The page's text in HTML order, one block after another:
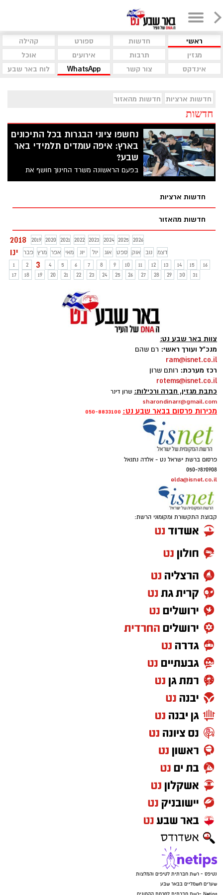
ראשי חדשות ספורט
קהילה
מגזין
תרבות אירועים
אוכל
אינדקס
צור קשר WhatsApp לוח באר שבע
חדשות ארציות חדשות מהאזור
חדשות
נחשפו ציוני הבגרות בכל התיכונים
בארץ: איפה עומדים תלמידי באר
שבע?
בפעם הראשונה משרד החינוך חושף את
הנתונים המלאים של ציוני הבגרות בכל הארץ,
חדשות ארציות
חדשות מהאזור
2018 2019 2020 2021 2022 2023 2024 2025 2026
ינו פבר מרץ אפר מאי יונ יול אוג ספט אוק נוב
דצמ
1
2 3 4 5 6 7 8 9 10 11 12 13 14 15
16
17
18 19 20 21 22 23 24 25 26 27 28 29 30 31
צוות באר שבע נט:
מנכ"ל ועורך ראשי: רם שהם
ram@isnet.co.il
רכז מערכת: רותם שרון
rotems@isnet.co.il
כתבת מגזין, חברה ורכילות: שרון דינר
sharondinarr@gmail.com
מכירות פרסום בבאר שבע נט: 050-8833100
פרסום ברשת ישראל נט - אלדה נתנאל
050-7870908
elda@isnet.co.il
קבוצת התקשורת ומקומוני הרשת:
נטיפס - רשת חברתית לטיפים והמלצות
שערים חשמליים בבאר שבע